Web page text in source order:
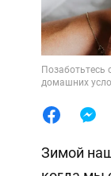
Позаботьтесь
домашних
Зимой